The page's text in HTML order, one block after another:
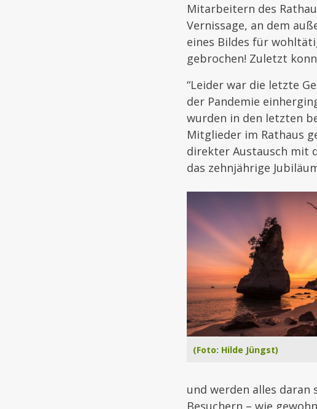
Mitarbeitern des
Vernissage, an dem
eines Bildes für
gebrochen! Zuletzt
“Leider war die letzte
der Pandemie
wurden in den letzten
Mitglieder im Rathaus
direkter Austausch mit
das zehnjährige
(Foto: Hilde Jüngst)
und werden alles daran
Besuchern – wie